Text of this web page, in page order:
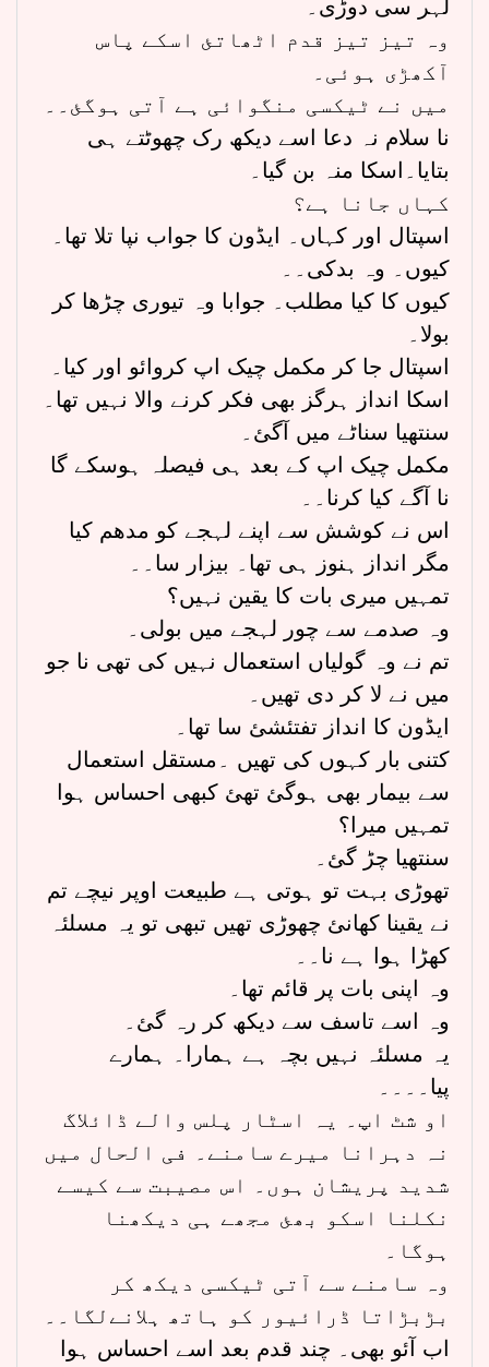
لہر سی دوڑی۔
وہ تیز تیز قدم اٹھاتئ اسکے پاس
آکھڑی ہوئی۔
میں نے ٹیکسی منگوائی ہے آتی ہوگئ۔۔
نا سلام نہ دعا اسے دیکھ رک چھوٹتے ہی
بتایا۔اسکا منہ بن گیا۔
کہاں جانا ہے؟
اسپتال اور کہاں۔ ایڈون کا جواب نپا تلا تھا۔
کیوں۔ وہ بدکی۔۔
کیوں کا کیا مطلب۔ جوابا وہ تیوری چڑھا کر
بولا۔
اسپتال جا کر مکمل چیک اپ کروائو اور کیا۔
اسکا انداز ہرگز بھی فکر کرنے والا نہیں تھا۔
سنتھیا سناٹے میں آگئ۔
مکمل چیک اپ کے بعد ہی فیصلہ ہوسکے گا
نا آگے کیا کرنا۔۔
اس نے کوشش سے اپنے لہجے کو مدھم کیا
مگر انداز ہنوز ہی تھا۔ بیزار سا۔۔
تمہیں میری بات کا یقین نہیں؟
وہ صدمے سے چور لہجے میں بولی۔
تم نے وہ گولیاں استعمال نہیں کی تھی نا جو
میں نے لا کر دی تھیں۔
ایڈون کا انداز تفتئشئ سا تھا۔
کتنی بار کہوں کی تھیں ۔مستقل استعمال
سے بیمار بھی ہوگئ تھئ کبھی احساس ہوا
تمہیں میرا؟
سنتھیا چڑ گئ۔
تھوڑی بہت تو ہوتی ہے طبیعت اوپر نیچے تم
نے یقینا کھانئ چھوڑی تھیں تبھی تو یہ مسلئہ
کھڑا ہوا ہے نا۔۔
وہ اپنی بات پر قائم تھا۔
وہ اسے تاسف سے دیکھ کر رہ گئ۔
یہ مسلئہ نہیں بچہ ہے ہمارا۔ ہمارے
پیا۔۔۔۔
او شٹ اپ۔ یہ اسٹار پلس والے ڈائلاگ
نہ دہرانا میرے سامنے۔ فی الحال میں
شدید پریشان ہوں۔ اس مصیبت سے کیسے
نکلنا اسکو بھئ مجھے ہی دیکھنا
ہوگا۔
وہ سامنے سے آتی ٹیکسی دیکھ کر
بڑبڑاتا ڈرائیور کو ہاتھ ہلانےلگا۔۔
اب آئو بھی۔ چند قدم بعد اسے احساس ہوا